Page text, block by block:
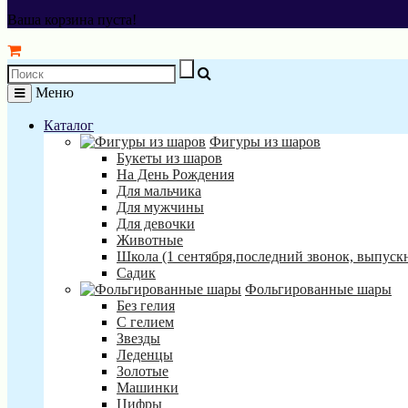
Ваша корзина пуста!
Меню
Каталог
Фигуры из шаров
Букеты из шаров
На День Рождения
Для мальчика
Для мужчины
Для девочки
Животные
Школа (1 сентября,последний звонок,
Садик
Фольгированные шары
Без гелия
С гелием
Звезды
Леденцы
Золотые
Машинки
Цифры